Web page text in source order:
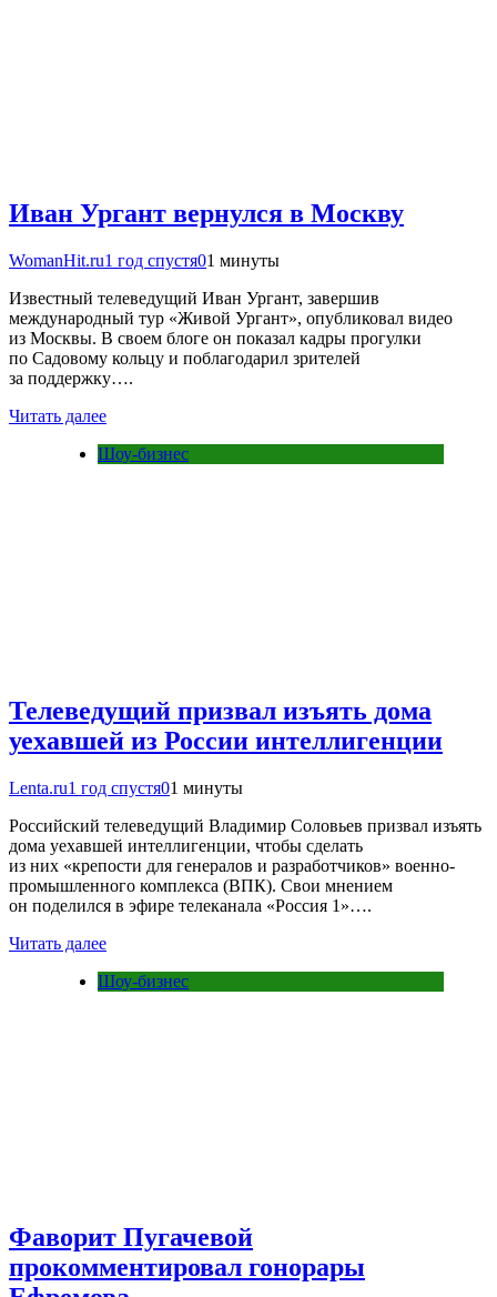
Иван Ургант вернулся в Москву
WomanHit.ru1 год спустя01 минуты
Известный телеведущий Иван Ургант, завершив
международный тур «Живой Ургант», опубликовал видео
из Москвы. В своем блоге он показал кадры прогулки
по Садовому кольцу и поблагодарил зрителей
за поддержку….
Читать далее
Шоу-бизнес
Телеведущий призвал изъять дома
уехавшей из России интеллигенции
Lenta.ru1 год спустя01 минуты
Российский телеведущий Владимир Соловьев призвал изъять
дома уехавшей интеллигенции, чтобы сделать
из них «крепости для генералов и разработчиков» военно-
промышленного комплекса (ВПК). Свои мнением
он поделился в эфире телеканала «Россия 1»….
Читать далее
Шоу-бизнес
Фаворит Пугачевой
прокомментировал гонорары